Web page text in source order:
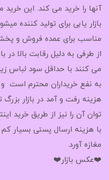
آنها را خرید می کند. این
بازار یابی برای تولید کننده
مناسب برای عمده فروش و
از طرفی به دلیل رقابت بالا در
می کنند با حداقل سود لباس
به نفع خریداران محترم است
هزینه رفت و آمد در بازار
توان آن را نیز از طریق خرید
با هزینه ارسال پستی بسیار کم
مغازه آورد.
❤️عکس بازار❤️